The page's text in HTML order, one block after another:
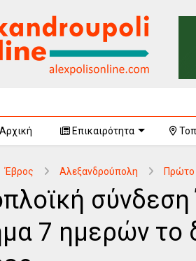
Αρχική Επικαιρότητα
Έβρος Αλεξανδρούπολη
7 ημερών το